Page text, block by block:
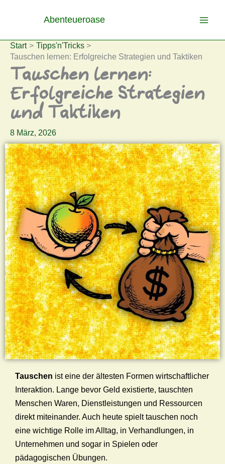
Abenteueroase
Start
Tipps'n'Tricks
Tauschen lernen: Erfolgreiche Strategien und Taktiken
Tauschen lernen:
Erfolgreiche Strategien
und Taktiken
8 März, 2026
Tauschen ist eine der ältesten Formen wirtschaftlicher
Interaktion. Lange bevor Geld existierte, tauschten
Menschen Waren, Dienstleistungen und Ressourcen
direkt miteinander. Auch heute spielt tauschen noch
eine wichtige Rolle im Alltag, in Verhandlungen, in
Unternehmen und sogar in Spielen oder
pädagogischen Übungen.